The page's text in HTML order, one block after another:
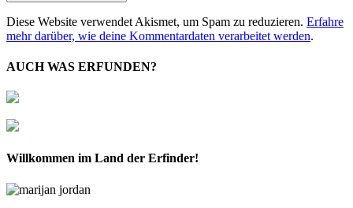
Diese Website verwendet Akismet, um Spam zu reduzieren. Erfahre
mehr darüber, wie deine Kommentardaten verarbeitet werden.
AUCH WAS ERFUNDEN?
Willkommen im Land der Erfinder!